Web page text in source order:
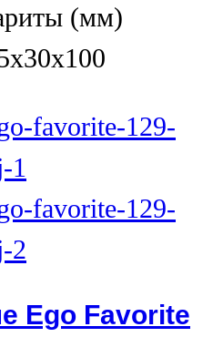
(мм)
Ego Favorite